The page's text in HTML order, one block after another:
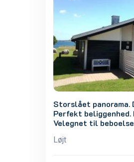
Storslået panorama.
Perfekt
Velegnet til
Løjt